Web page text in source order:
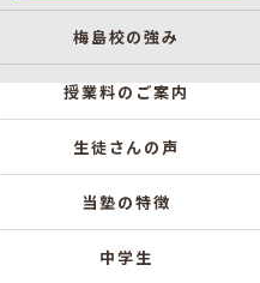
梅島校の強み
授業料のご案内
生徒さんの声
当塾の特徴
中学生